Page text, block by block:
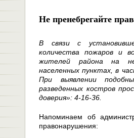
Не пренебрегайте
В связи с
количества пожаров и
жителей района на
населенных пунктах, в
При выявлении
разведенных костров
доверия»: 4-16-36.
Напоминаем об
правонарушения: